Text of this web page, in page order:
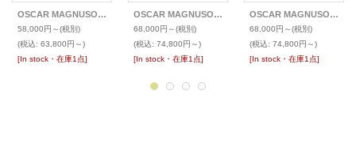
OSCAR MAGNUSON オスカーマグナソン [OM1] メガネ FRANK
58,000円～(税別)
(税込: 63,800円～)
[In stock・在庫1点]
OSCAR MAGNUSON オスカーマグナソン [OM4] メガネ JOY
68,000円～(税別)
(税込: 74,800円～)
[In stock・在庫1点]
OSCAR MAGNUSON オスカーマグナソン [OM4] メガネ COSTAS
68,000円～(税別)
(税込: 74,800円～)
[In stock・在庫1点]